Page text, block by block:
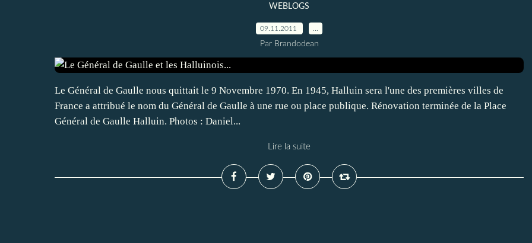
WEBLOGS
09.11.2011
Par Brandodean
Le Général de Gaulle nous quittait le 9 Novembre 1970. En 1945, Halluin sera l'une des premières villes de
France a attribué le nom du Général de Gaulle à une rue ou place publique. Rénovation terminée de la Place
Général de Gaulle Halluin. Photos : Daniel...
Lire la suite